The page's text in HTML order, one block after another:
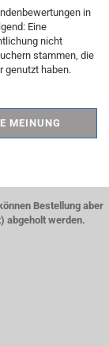
in
Eine
nicht
stammen, die
genutzt haben.
MEINUNG
Bestellung aber
abgeholt werden.